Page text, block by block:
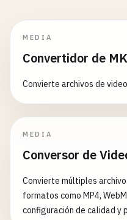
MEDIA
Convertidor de
Convierte archivos de
MEDIA
Conversor de
Convierte múltiples
formatos como MP4,
configuración de calidad y